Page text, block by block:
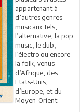
appartenant à
d’autres genres
musicaux tels,
l’alternative, la pop
music, le dub,
l’électro ou encore
la folk, venus
d’Afrique, des
Etats-Unis,
d’Europe, et du
Moyen-Orient.